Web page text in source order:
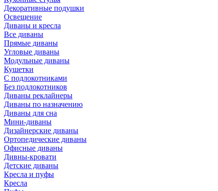
Декоративные подушки
Освещение
Диваны и кресла
Все диваны
Прямые диваны
Угловые диваны
Модульные диваны
Кушетки
С подлокотниками
Без подлокотников
Диваны реклайнеры
Диваны по назначению
Диваны для сна
Мини-диваны
Дизайнерские диваны
Ортопедические диваны
Офисные диваны
Дивны-кровати
Детские диваны
Кресла и пуфы
Кресла